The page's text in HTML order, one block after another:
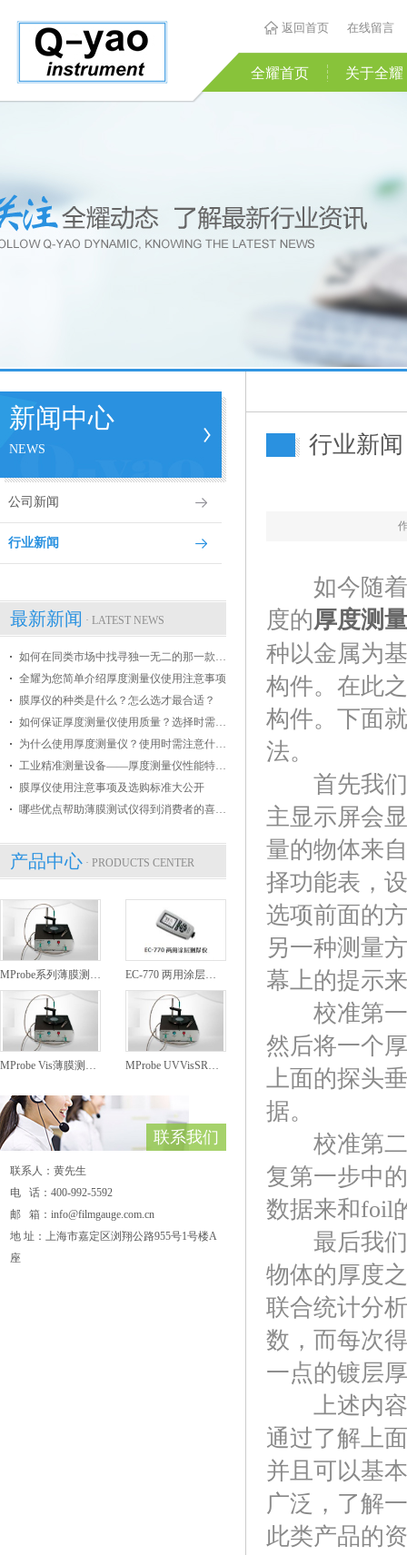
返回首页 在线留言
全耀首页 关于全耀
新闻中心
NEWS
公司新闻
行业新闻
最新新闻 · LATEST NEWS
如何在同类市场中找寻独一无二的那一款膜厚仪
全耀为您简单介绍厚度测量仪使用注意事项
膜厚仪的种类是什么？怎么选才最合适？
如何保证厚度测量仪使用质量？选择时需掌握哪些条件？
为什么使用厚度测量仪？使用时需注意什么？
工业精准测量设备——厚度测量仪性能特点介绍
膜厚仪使用注意事项及选购标准大公开
哪些优点帮助薄膜测试仪得到消费者的喜爱？
产品中心 · PRODUCTS CENTER
MProbe系列薄膜测厚仪 EC-770 两用涂层测厚仪
MProbe Vis薄膜测厚仪 MProbe UVVisSR薄膜测厚仪
联系我们
联系人：黄先生
电 话：400-992-5592
邮 箱：info@filmgauge.com.cn
地 址：上海市嘉定区浏翔公路955号1号楼A
座
行业新闻
如今随着
度的厚度测
种以金属为
构件。在此
构件。下面
法。
首先我们
主显示屏会
量的物体来
择功能表，
选项前面的
另一种测量
幕上的提示
校准第一
然后将一个
上面的探头
据。
校准第二
复第一步中
数据来和foil
最后我们
物体的厚度
联合统计分
数，而每次
一点的镀层
上述内容
通过了解上
并且可以基
广泛，了解
此类产品的